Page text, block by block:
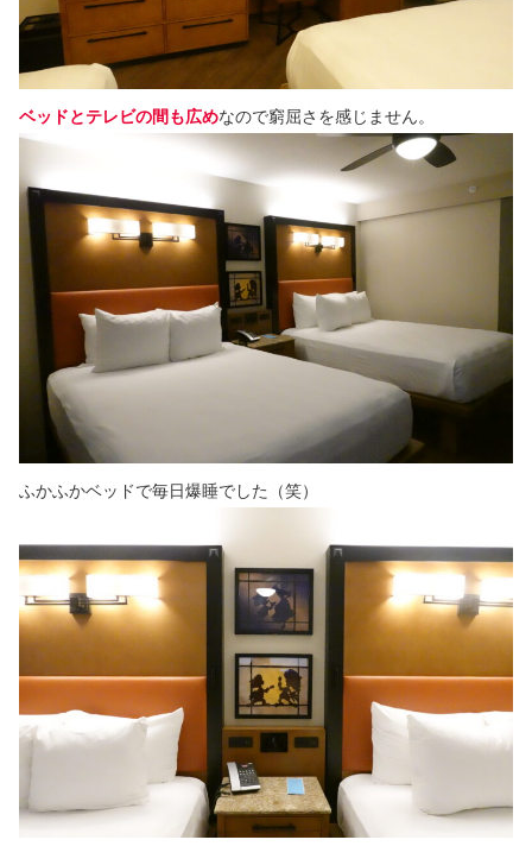
ベッドとテレビの間も広めなので窮屈さを感じません。
ふかふかベッドで毎日爆睡でした（笑）